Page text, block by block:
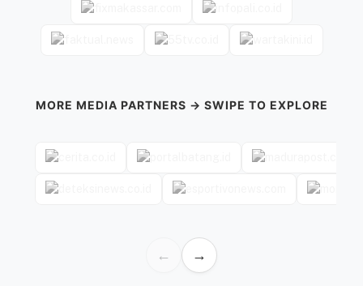
MORE MEDIA PARTNERS → SWIPE TO EXPLORE
← →